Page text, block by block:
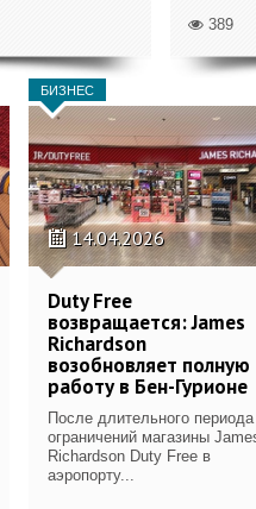
389
БИЗНЕС
14.04.2026
Duty Free
возвращается: James
Richardson
возобновляет полную
работу в Бен-Гурионе
После длительного периода
ограничений магазины
Richardson Duty Free в
аэропорту...